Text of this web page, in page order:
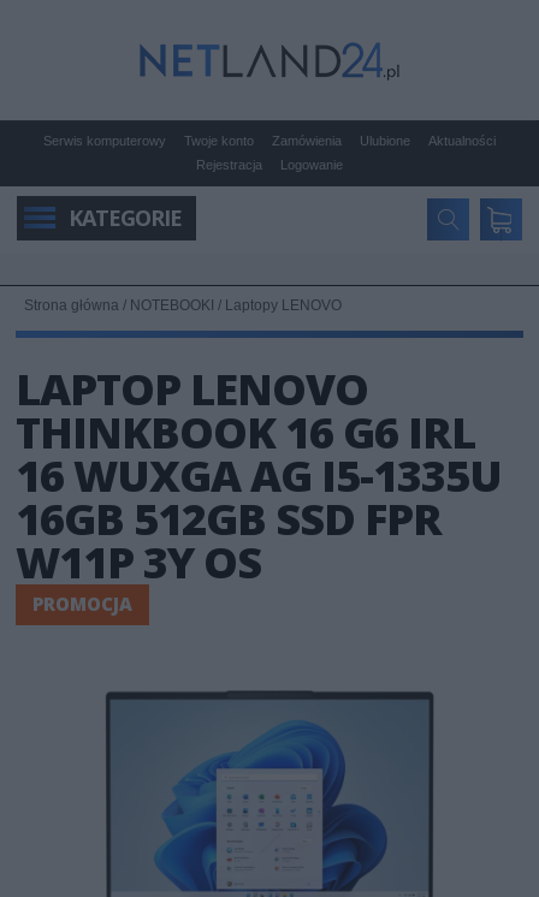
Serwis komputerowy Twoje konto Zamówienia Ulubione
Aktualności
Rejestracja
Logowanie
KATEGORIE
Strona główna / NOTEBOOKI / Laptopy LENOVO
LAPTOP LENOVO
THINKBOOK 16 G6 IRL
16 WUXGA AG I5-1335U
16GB 512GB SSD FPR
W11P 3Y OS
PROMOCJA